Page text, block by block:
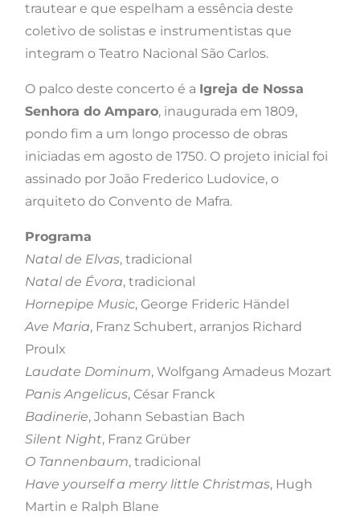
trautear e que espelham a essência deste
coletivo de solistas e instrumentistas que
integram o Teatro Nacional São Carlos.
O palco deste concerto é a Igreja de Nossa
Senhora do Amparo, inaugurada em 1809,
pondo fim a um longo processo de obras
iniciadas em agosto de 1750. O projeto inicial foi
assinado por João Frederico Ludovice, o
arquiteto do Convento de Mafra.
Programa
Natal de Elvas, tradicional
Natal de Évora, tradicional
Hornepipe Music, George Frideric Händel
Ave Maria, Franz Schubert, arranjos Richard
Proulx
Laudate Dominum, Wolfgang Amadeus Mozart
Panis Angelicus, César Franck
Badinerie, Johann Sebastian Bach
Silent Night, Franz Grüber
O Tannenbaum, tradicional
Have yourself a merry little Christmas, Hugh
Martin e Ralph Blane